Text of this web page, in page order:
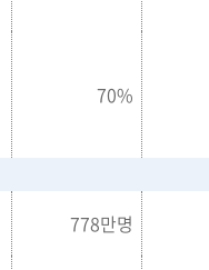
70%
778만명